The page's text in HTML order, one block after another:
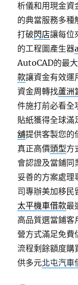
析儀和用現金資
的典當服務多種
打破閃店讓每位
的工程圖產生器
AutoCAD的最
款讓資金有效運
資金周轉找蘆洲
件施打前必看全
貼紙獲得全球滿
舖提供客製您的
真正高價頭型方
會認證及當鋪同
妥善的方案處理
司專辦美加移民
太平機車借款最
高品質選當鋪客
營方式滿足免費
流程剩餘額度購
供多元北屯汽車